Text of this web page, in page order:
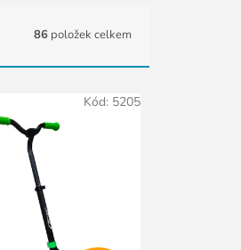
86 položek celkem
Kód: 5205